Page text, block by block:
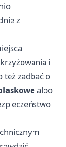
z
i
też zadbać o
albo